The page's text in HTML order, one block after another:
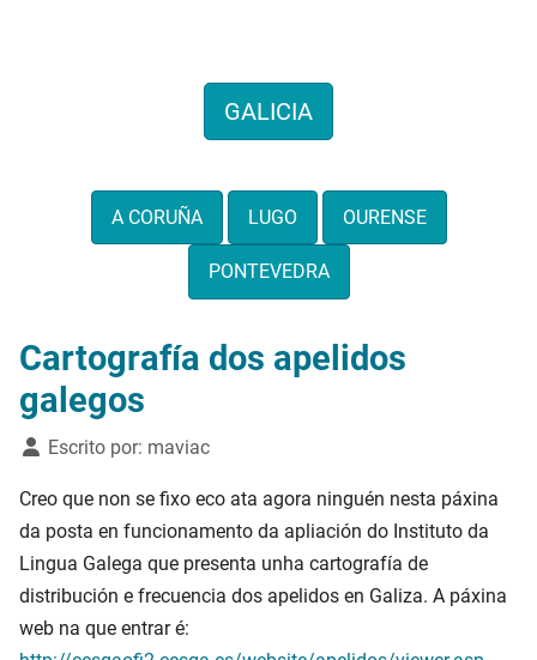
GALICIA
A CORUÑA LUGO OURENSE
PONTEVEDRA
Cartografía dos apelidos
galegos
Detalles
Escrito por: maviac
Creo que non se fixo eco ata agora ninguén nesta páxina
da posta en funcionamento da apliación do Instituto da
Lingua Galega que presenta unha cartografía de
distribución e frecuencia dos apelidos en Galiza. A páxina
web na que entrar é: